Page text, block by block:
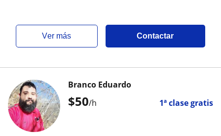
ver más Contactar
$50/h 1ª clase gratis
Branco Eduardo